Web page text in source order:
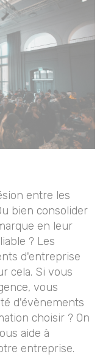
entre les
bien consolider
en leur
? Les
d'entreprise
cela. Si vous
vous
d'évènements
choisir ? On
aide à
entreprise.